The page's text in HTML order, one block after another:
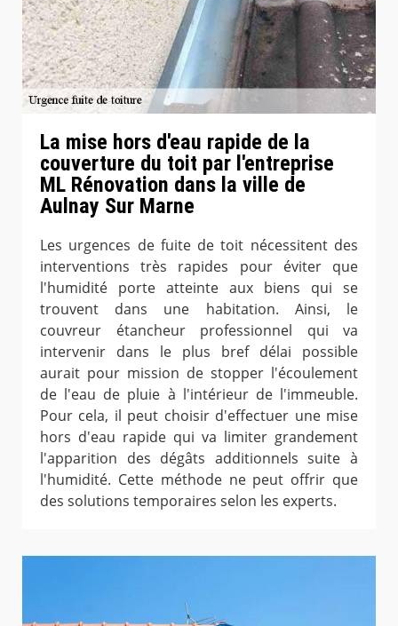
La mise hors d'eau rapide de la
couverture du toit par l'entreprise
ML Rénovation dans la ville de
Aulnay Sur Marne
Les urgences de fuite de toit nécessitent des
interventions très rapides pour éviter que
l'humidité porte atteinte aux biens qui se
trouvent dans une habitation. Ainsi, le
couvreur étancheur professionnel qui va
intervenir dans le plus bref délai possible
aurait pour mission de stopper l'écoulement
de l'eau de pluie à l'intérieur de l'immeuble.
Pour cela, il peut choisir d'effectuer une mise
hors d'eau rapide qui va limiter grandement
l'apparition des dégâts additionnels suite à
l'humidité. Cette méthode ne peut offrir que
des solutions temporaires selon les experts.